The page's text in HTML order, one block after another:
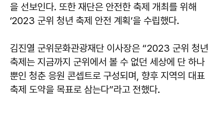
을 선보인다. 또한 재단은 안전한 축제 개최를 위해
‘2023 군위 청년 축제 안전 계획’을 수립했다.
김진열 군위문화관광재단 이사장은 “2023 군위 청년
축제는 지금까지 군위에서 볼 수 없던 세상에 단 하나
뿐인 청춘 응원 콘셉트로 구성되며, 향후 지역의 대표
축제 도약을 목표로 삼는다”라고 전했다.